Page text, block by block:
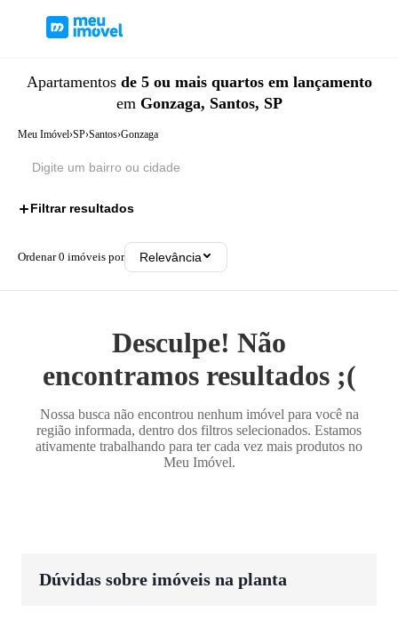
Apartamentos de 5 ou mais quartos em lançamento
em Gonzaga, Santos, SP
Meu Imóvel›SP›Santos›Gonzaga
Filtrar resultados
Ordenar0 imóveis por Relevância
Desculpe! Não
encontramos resultados ;(
Nossa busca não encontrou nenhum imóvel para você na
região informada, dentro dos filtros selecionados. Estamos
ativamente trabalhando para ter cada vez mais produtos no
Meu Imóvel.
Dúvidas sobre imóveis na planta